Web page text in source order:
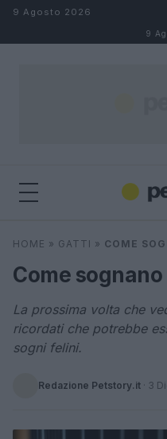
Salta al contenuto
9 Agosto 2026
9
Cerca
HOME » GATTI » COME
Come
La prossima volta che
ricordati che potrebbe
sogni felini.
Redazione Petstory.it · 3